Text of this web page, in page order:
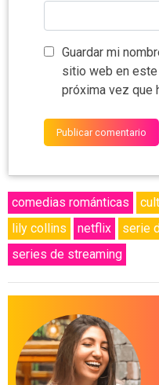
Guardar mi
sitio web en este
próxima vez que
comedias románticas
lily collins
netflix
serie
series de streaming